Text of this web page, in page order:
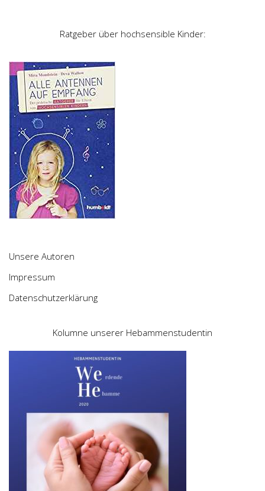
Ratgeber über hochsensible Kinder:
Unsere Autoren
Impressum
Datenschutzerklärung
Kolumne unserer Hebammenstudentin